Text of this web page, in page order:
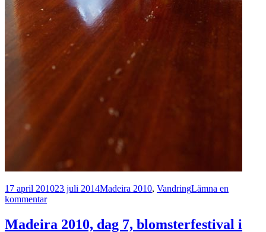
Postat
17 april 201023 juli 2014Kategorier
Madeira 2010, VandringLämna en
kommentartill
2010,
Madeira 2010, dag 7, blomsterfestival i